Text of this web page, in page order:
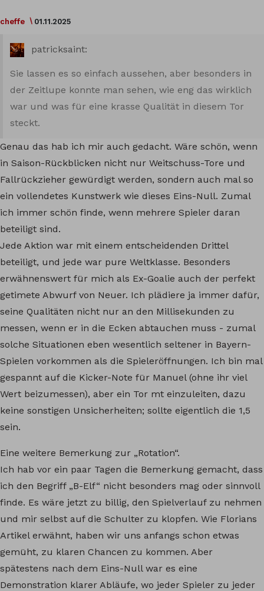
cheffe 01.11.2025
patricksaint:
Sie lassen es so einfach aussehen, aber besonders in
der Zeitlupe konnte man sehen, wie eng das wirklich
war und was für eine krasse Qualität in diesem Tor
steckt.
Genau das hab ich mir auch gedacht. Wäre schön, wenn
in Saison-Rückblicken nicht nur Weitschuss-Tore und
Fallrückzieher gewürdigt werden, sondern auch mal so
ein vollendetes Kunstwerk wie dieses Eins-Null. Zumal
ich immer schön finde, wenn mehrere Spieler daran
beteiligt sind.
Jede Aktion war mit einem entscheidenden Drittel
beteiligt, und jede war pure Weltklasse. Besonders
erwähnenswert für mich als Ex-Goalie auch der perfekt
getimete Abwurf von Neuer. Ich plädiere ja immer dafür,
seine Qualitäten nicht nur an den Millisekunden zu
messen, wenn er in die Ecken abtauchen muss - zumal
solche Situationen eben wesentlich seltener in Bayern-
Spielen vorkommen als die Spieleröffnungen. Ich bin mal
gespannt auf die Kicker-Note für Manuel (ohne ihr viel
Wert beizumessen), aber ein Tor mt einzuleiten, dazu
keine sonstigen Unsicherheiten; sollte eigentlich die 1,5
sein.
Eine weitere Bemerkung zur „Rotation“.
Ich hab vor ein paar Tagen die Bemerkung gemacht, dass
ich den Begriff „B-Elf“ nicht besonders mag oder sinnvoll
finde. Es wäre jetzt zu billig, den Spielverlauf zu nehmen
und mir selbst auf die Schulter zu klopfen. Wie Florians
Artikel erwähnt, haben wir uns anfangs schon etwas
gemüht, zu klaren Chancen zu kommen. Aber
spätestens nach dem Eins-Null war es eine
Demonstration klarer Abläufe, wo jeder Spieler zu jeder